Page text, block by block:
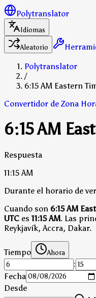
Polytranslator
Idiomas
Aleatorio
Polytranslator
/
6:15 AM Eastern
Convertidor de Zona
6:15 AM
Respuesta
11:15 AM
Durante el horario de
Cuando son 6:15 AM
UTC es11:15 AM. Las
Reykjavík, Accra, Dakar.
Tiempo Ahora
:
Fecha
Desde